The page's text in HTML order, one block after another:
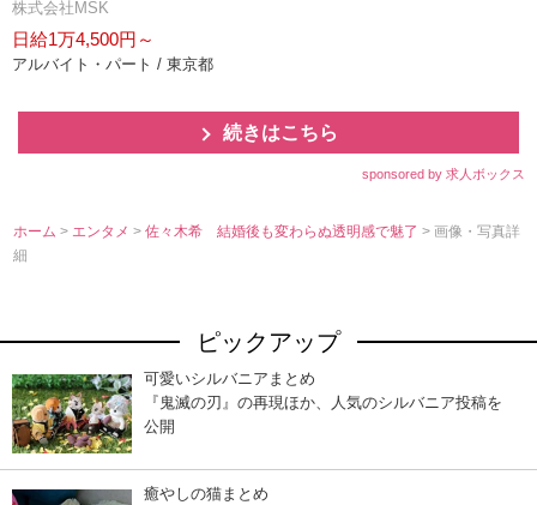
株式会社MSK
日給1万4,500円～
アルバイト・パート / 東京都
続きはこちら
sponsored by 求人ボックス
ホーム > エンタメ>佐々木希 結婚後も変わらぬ透明感で魅了> 画像・写真詳
細
ピックアップ
可愛いシルバニアまとめ
『鬼滅の刃』の再現ほか、人気のシルバニア投稿を
公開
癒やしの猫まとめ